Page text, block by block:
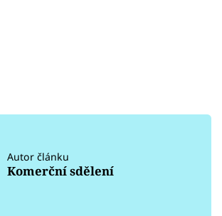
Autor článku
Komerční sdělení